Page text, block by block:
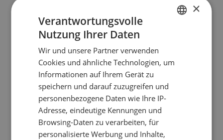
Pflanzenbau
Raufutter aus dem Sack
Stallklima - Hitzestress
verhindern
×
Verantwortungsvolle
Nutzung Ihrer Daten
Wir und unsere Partner verwenden
Cookies und ähnliche Technologien, um
Informationen auf Ihrem Gerät zu
speichern und darauf zuzugreifen und
personenbezogene Daten wie Ihre IP-
Adresse, eindeutige Kennungen und
Browsing-Daten zu verarbeiten, für
personalisierte Werbung und Inhalte,